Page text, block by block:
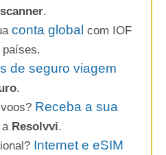
.
conta global com IOF
países.
de seguro viagem
.
Receba a sua
a Resolvvi.
Internet e eSIM